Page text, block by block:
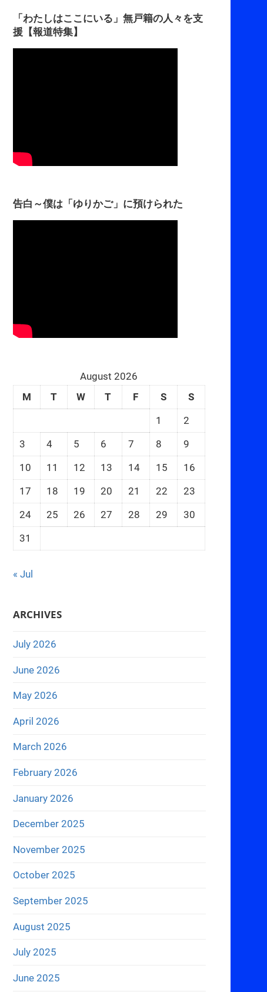
「わたしはここにいる」無戸籍の人々を支
援【報道特集】
告白～僕は「ゆりかご」に預けられた
August 2026
M
T W T F S
S
1
2
3
4 5 6 7 8
9
10
11 12 13 14 15
16
17
18 19 20 21 22
23
24
25 26 27 28 29
30
31
« Jul
ARCHIVES
July 2026
June 2026
May 2026
April 2026
March 2026
February 2026
January 2026
December 2025
November 2025
October 2025
September 2025
August 2025
July 2025
June 2025